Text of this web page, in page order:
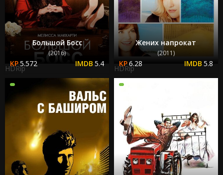
Большой Босс
(2016)
5.572 5.4
HDRip
Жених напрокат
(2011)
6.28 5.8
HDRip